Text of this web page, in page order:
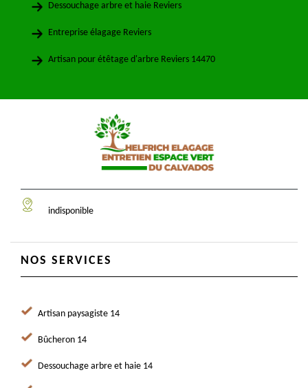
Dessouchage arbre et haie Reviers
Entreprise élagage Reviers
Artisan pour étêtage d'arbre Reviers 14470
indisponible
NOS SERVICES
Artisan paysagiste 14
Bûcheron 14
Dessouchage arbre et haie 14